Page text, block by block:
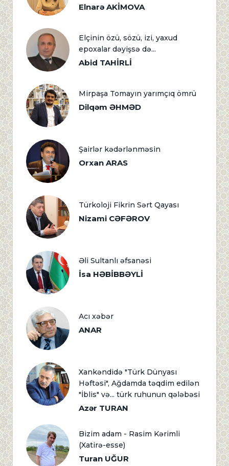
Elnarə AKİMOVA
Elçinin özü, sözü, izi, yaxud
epoxalar dəyişsə də...
Abid TAHİRLİ
Mirpaşa Tomayın yarımçıq ömrü
Dilqəm ƏHMƏD
Şairlər kədərlənməsin
Orxan ARAS
Türkoloji Fikrin Sərt Qayası
Nizami CƏFƏROV
Əli Sultanlı əfsanəsi
İsa HƏBİBBƏYLİ
Acı xəbər
ANAR
Xankəndidə "Türk Dünyası
Həftəsi", Ağdamda təqdim edilən
"İblis" və... türk ruhunun qələbəsi
Azər TURAN
Bizim adam - Rasim Kərimli
(Xatirə-esse)
Turan UĞUR